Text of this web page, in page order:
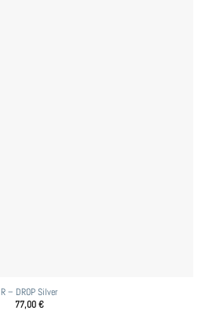
R – DROP Silver
77,00€